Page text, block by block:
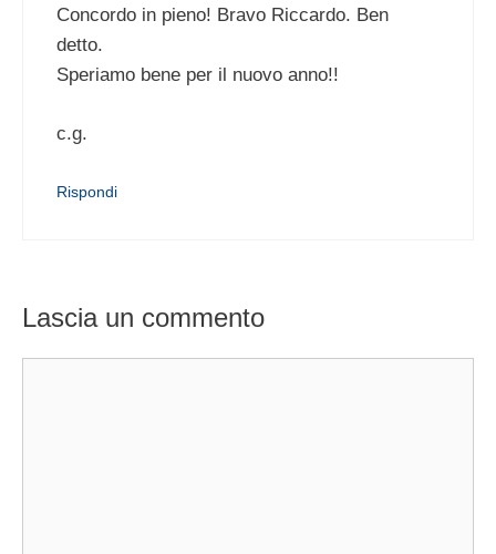
Concordo in pieno! Bravo Riccardo. Ben
detto.
Speriamo bene per il nuovo anno!!
c.g.
Rispondi
Lascia un commento